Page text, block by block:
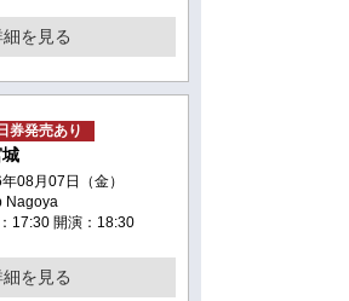
を見る
券発売あり
08月07日（金）
Nagoya
17:30 開演：18:30
を見る